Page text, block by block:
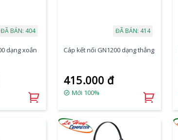
ĐÃ BÁN: 404
dạng xoắn
ĐÃ BÁN: 414
Cáp kết nối GN1200 dạng thẳng
415.000 đ
Mới 100%